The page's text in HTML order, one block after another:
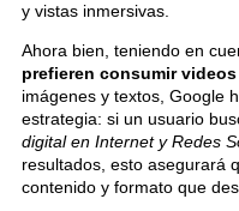
y vistas inmersivas.
Ahora bien, teniendo en
prefieren consumir videos
imágenes y textos, Google
estrategia: si un usuario
digital en Internet y Redes
resultados, esto asegurará
contenido y formato que